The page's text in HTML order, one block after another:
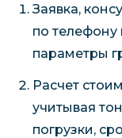
Заявка,
по телефону
параметры
Расчет
учитывая
погрузки,